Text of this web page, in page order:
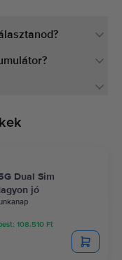
Dual Sim
jó
108.510 Ft